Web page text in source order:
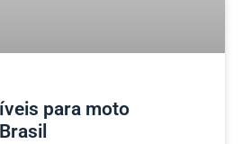
para moto